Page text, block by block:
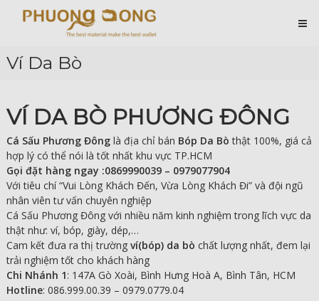
Cá
Phương
Đông
Ở
Chất
Lượng
Ví Da Bò
VÍ DA BÒ PHƯƠNG ĐÔNG
Cá Sấu Phương Đônglà địa chỉ bán Bóp Da Bò thật 100%, giá cả
hợp lý có thể nói là tốt nhất khu vực TP.HCM
Gọi đặt hàng ngay :0869990039 – 0979077904
Với tiêu chí “Vui Lòng Khách Đến, Vừa Lòng Khách Đi” và đội ngũ
nhân viên tư vấn chuyên nghiệp
Cá Sấu Phương Đông với nhiều năm kinh nghiệm trong lĩch vực da
thật như: ví, bóp, giày, dép,…
Cam kết đưa ra thị trường ví(bóp) da bò chất lượng nhất, đem lại
trải nghiệm tốt cho khách hàng
Chi Nhánh 1: 147A Gò Xoài, Bình Hưng Hoà A, Bình Tân, HCM
Hotline: 086.999.00.39 – 0979.0779.04